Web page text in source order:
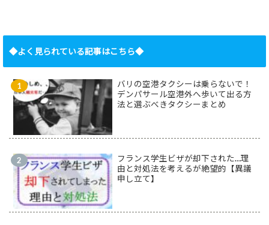
◆よく見られている記事はこちら◆
バリの空港タクシーは乗らないで！
デンパサール空港外へ歩いて出る方
法と選ぶべきタクシーまとめ
フランス学生ビザが却下された…理
由と対処法を考えるが絶望的【異議
申し立て】